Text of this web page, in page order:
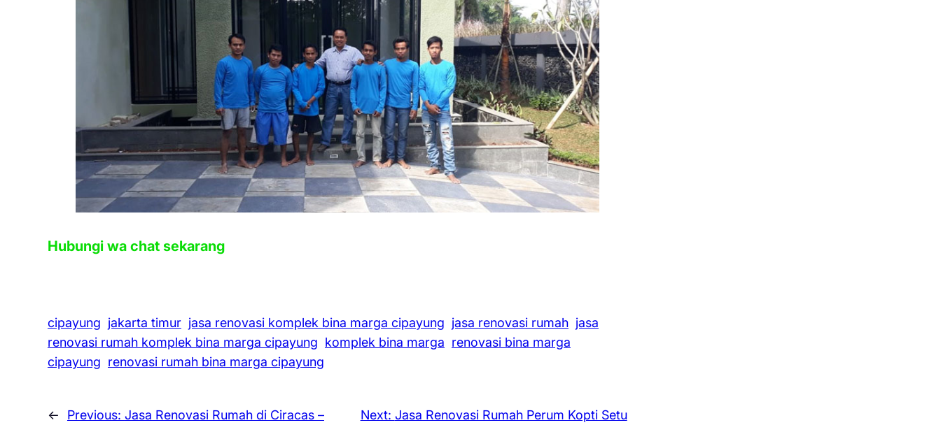
Hubungi wa chat sekarang
cipayung jakarta timur jasa renovasi komplek bina marga cipayung jasa renovasi rumah jasa
renovasi rumah komplek bina marga cipayung komplek bina marga renovasi bina marga
cipayung renovasi rumah bina marga cipayung
← Previous: Jasa Renovasi Rumah di Ciracas – Next: Jasa Renovasi Rumah Perum Kopti Setu